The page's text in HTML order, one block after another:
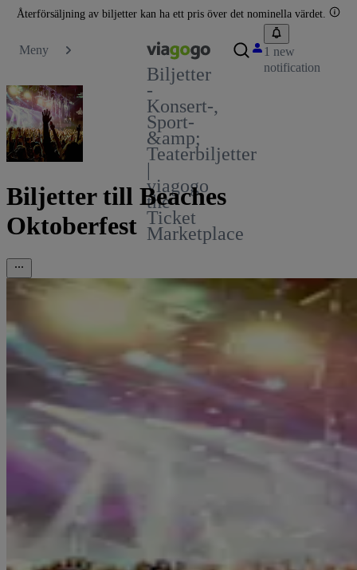
Återförsäljning av biljetter kan ha ett pris över det nominella värdet.
Meny
Biljetter
-
Konsert-,
Sport-
&amp;
Teaterbiljetter
|
viagogo
the
Ticket
Marketplace
1 new
notification
Biljetter till Beaches
Oktoberfest